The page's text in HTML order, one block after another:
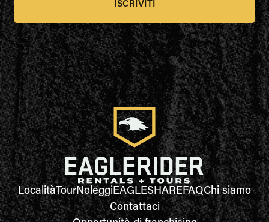
ISCRIVITI
LocalitàTourNoleggiEAGLESHAREFAQChi siamo
Contattaci